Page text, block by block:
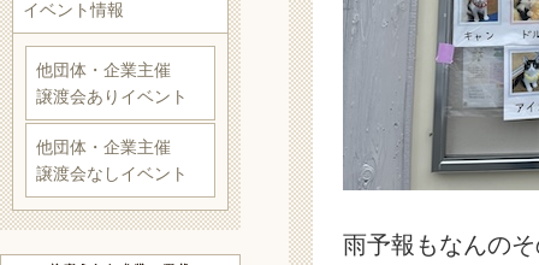
雨予報もなんの
イベント情報
他団体・企業主催
譲渡会ありイベント
他団体・企業主催
譲渡会なしイベント